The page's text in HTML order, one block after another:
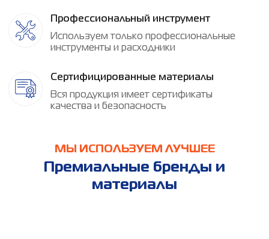
Профессиональный инструмент
Используем только профессиональные
инструменты и расходники
Сертифицированные материалы
Вся продукция имеет сертификаты
качества и безопасность
МЫ ИСПОЛЬЗУЕМ ЛУЧШЕЕ
Премиальные бренды и
материалы